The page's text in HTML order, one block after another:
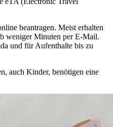
beantragen. Meist erhalten
weniger Minuten per E-Mail.
und für Aufenthalte bis zu
auch Kinder, benötigen eine